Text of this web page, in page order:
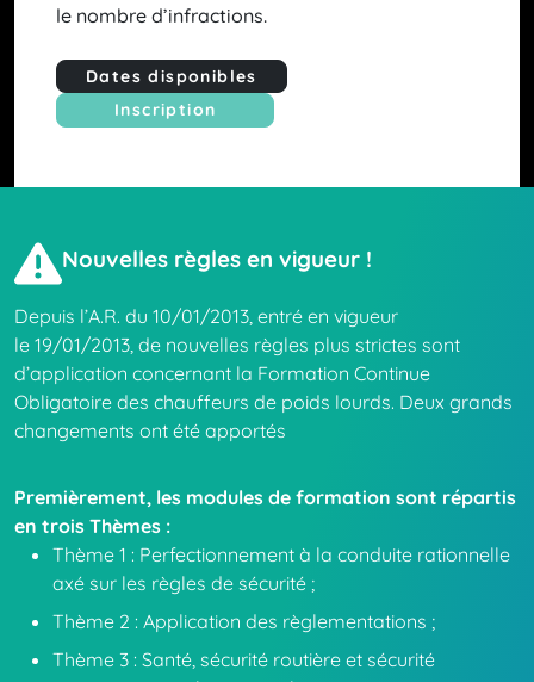
le nombre d’infractions.
Dates disponibles
Inscription
Nouvelles règles en vigueur !
Depuis l’A.R. du 10/01/2013, entré en vigueur
le 19/01/2013, de nouvelles règles plus strictes sont
d’application concernant la Formation Continue
Obligatoire des chauffeurs de poids lourds. Deux grands
changements ont été apportés
Premièrement, les modules de formation sont répartis
en trois Thèmes :
Thème 1 : Perfectionnement à la conduite rationnelle
axé sur les règles de sécurité ;
Thème 2 : Application des règlementations ;
Thème 3 : Santé, sécurité routière et sécurité